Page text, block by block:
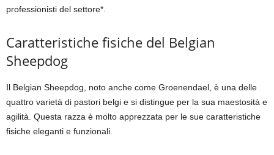
professionisti del settore*.
Caratteristiche fisiche del Belgian
Sheepdog
Il Belgian Sheepdog, noto anche come Groenendael, è una delle
quattro varietà di pastori belgi e si distingue per la sua maestosità e
agilità. Questa razza è molto apprezzata per le sue caratteristiche
fisiche eleganti e funzionali.